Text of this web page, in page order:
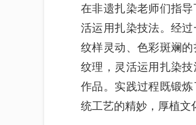
在非遗扎染老师们指
活运用扎染技法。经
纹样灵动、色彩斑斓
纹理，灵活运用扎染
作品。实践过程既锻
统工艺的精妙，厚植文